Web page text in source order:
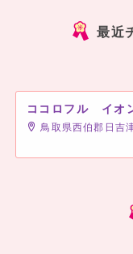
最近
ココロフル イオ
鳥取県西伯郡日吉